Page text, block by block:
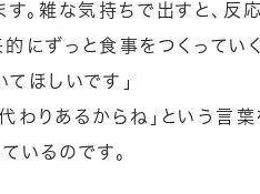
。雑な気持ちで出すと、反
にずっと食事をつくってい
ほしいです」
わりあるからね」という言
いるのです。